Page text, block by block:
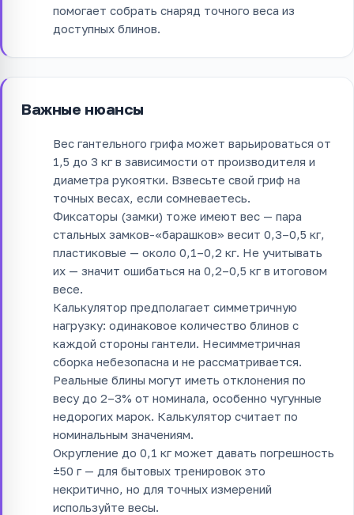
помогает собрать снаряд точного веса из
доступных блинов.
Важные нюансы
Вес гантельного грифа может варьироваться от
1,5 до 3 кг в зависимости от производителя и
диаметра рукоятки. Взвесьте свой гриф на
точных весах, если сомневаетесь.
Фиксаторы (замки) тоже имеют вес — пара
стальных замков-«барашков» весит 0,3–0,5 кг,
пластиковые — около 0,1–0,2 кг. Не учитывать
их — значит ошибаться на 0,2–0,5 кг в итоговом
весе.
Калькулятор предполагает симметричную
нагрузку: одинаковое количество блинов с
каждой стороны гантели. Несимметричная
сборка небезопасна и не рассматривается.
Реальные блины могут иметь отклонения по
весу до 2–3% от номинала, особенно чугунные
недорогих марок. Калькулятор считает по
номинальным значениям.
Округление до 0,1 кг может давать погрешность
±50 г — для бытовых тренировок это
некритично, но для точных измерений
используйте весы.